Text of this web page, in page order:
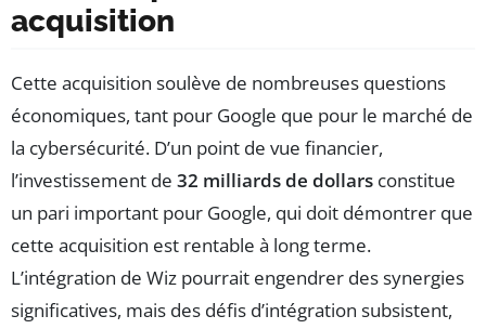
acquisition
Cette acquisition soulève de nombreuses questions
économiques, tant pour Google que pour le marché de
la cybersécurité. D’un point de vue financier,
l’investissement de 32 milliards de dollars constitue
un pari important pour Google, qui doit démontrer que
cette acquisition est rentable à long terme.
L’intégration de Wiz pourrait engendrer des synergies
significatives, mais des défis d’intégration subsistent,